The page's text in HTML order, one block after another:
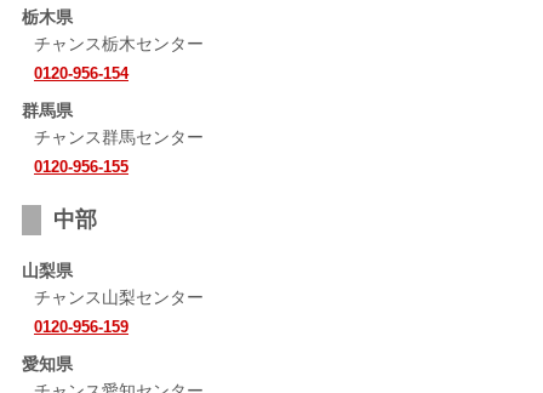
栃木県
チャンス栃木センター
0120-956-154
群馬県
チャンス群馬センター
0120-956-155
中部
山梨県
チャンス山梨センター
0120-956-159
愛知県